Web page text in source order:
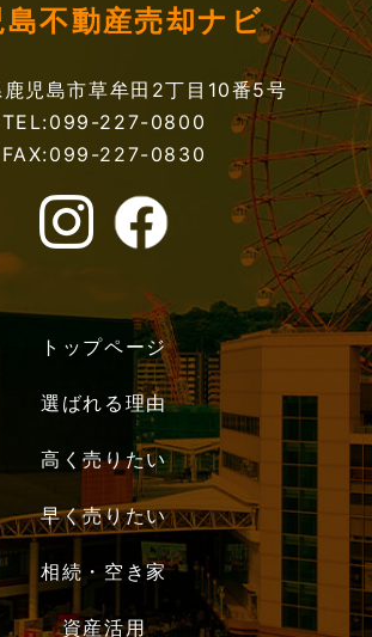
島不動産売却ナビ
鹿児島市草牟田2丁目10番5号
TEL:099-227-0800
FAX:099-227-0830
トップページ
選ばれる理由
高く売りたい
早く売りたい
相続・空き家
資産活用